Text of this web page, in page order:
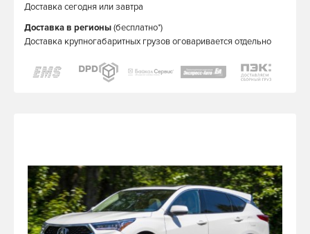
Доставка сегодня или завтра
Доставка в регионы(бесплатно*)
Доставка крупногабаритных грузов оговаривается отдельно